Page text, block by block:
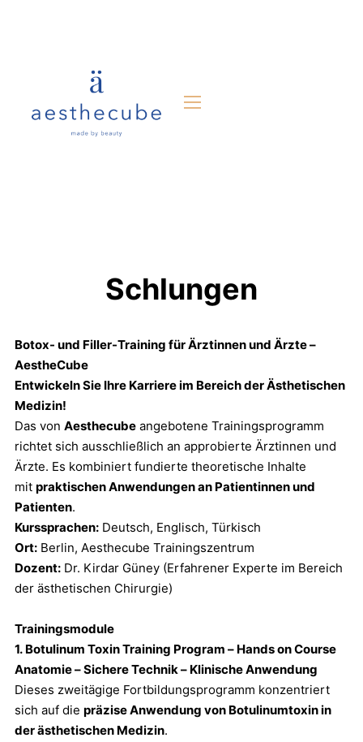
Schlungen
Botox- und Filler-Training für Ärztinnen und Ärzte –
AestheCube
Entwickeln Sie Ihre Karriere im Bereich der Ästhetischen
Medizin!
Das von Aesthecube angebotene Trainingsprogramm
richtet sich ausschließlich an approbierte Ärztinnen und
Ärzte. Es kombiniert fundierte theoretische Inhalte
mit praktischen Anwendungen an Patientinnen und
Patienten.
Kurssprachen: Deutsch, Englisch, Türkisch
Ort: Berlin, Aesthecube Trainingszentrum
Dozent: Dr. Kirdar Güney (Erfahrener Experte im Bereich
der ästhetischen Chirurgie)
Trainingsmodule
1. Botulinum Toxin Training Program – Hands on Course
Anatomie – Sichere Technik – Klinische Anwendung
Dieses zweitägige Fortbildungsprogramm konzentriert
sich auf die präzise Anwendung von Botulinumtoxin in
der ästhetischen Medizin.